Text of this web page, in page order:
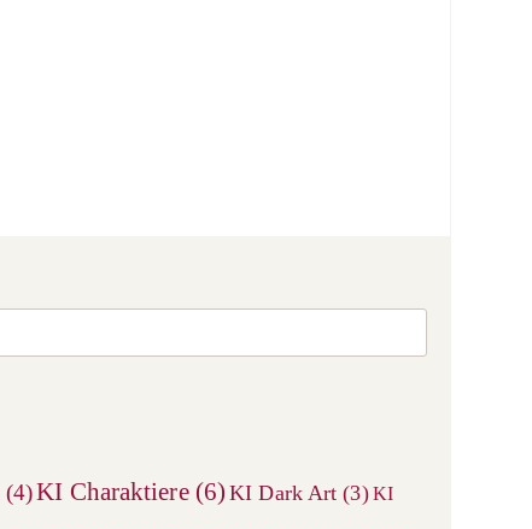
Escape
(4)KI Charaktiere(6) KI Dark Art (3)KI